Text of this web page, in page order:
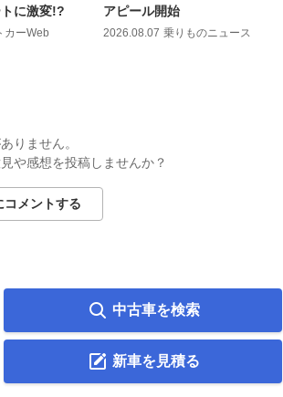
に激変!?
カーWeb
アピール開始
2026.08.07 乗りものニュース
りません。
や感想を投稿しませんか？
コメントする
中古車を検索
新車を見積る